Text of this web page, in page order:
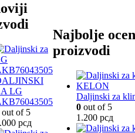
LG
out of 5
рсд
Najbolje
proizvodi
Daljinski za
0 out of 5
1.200 рсд